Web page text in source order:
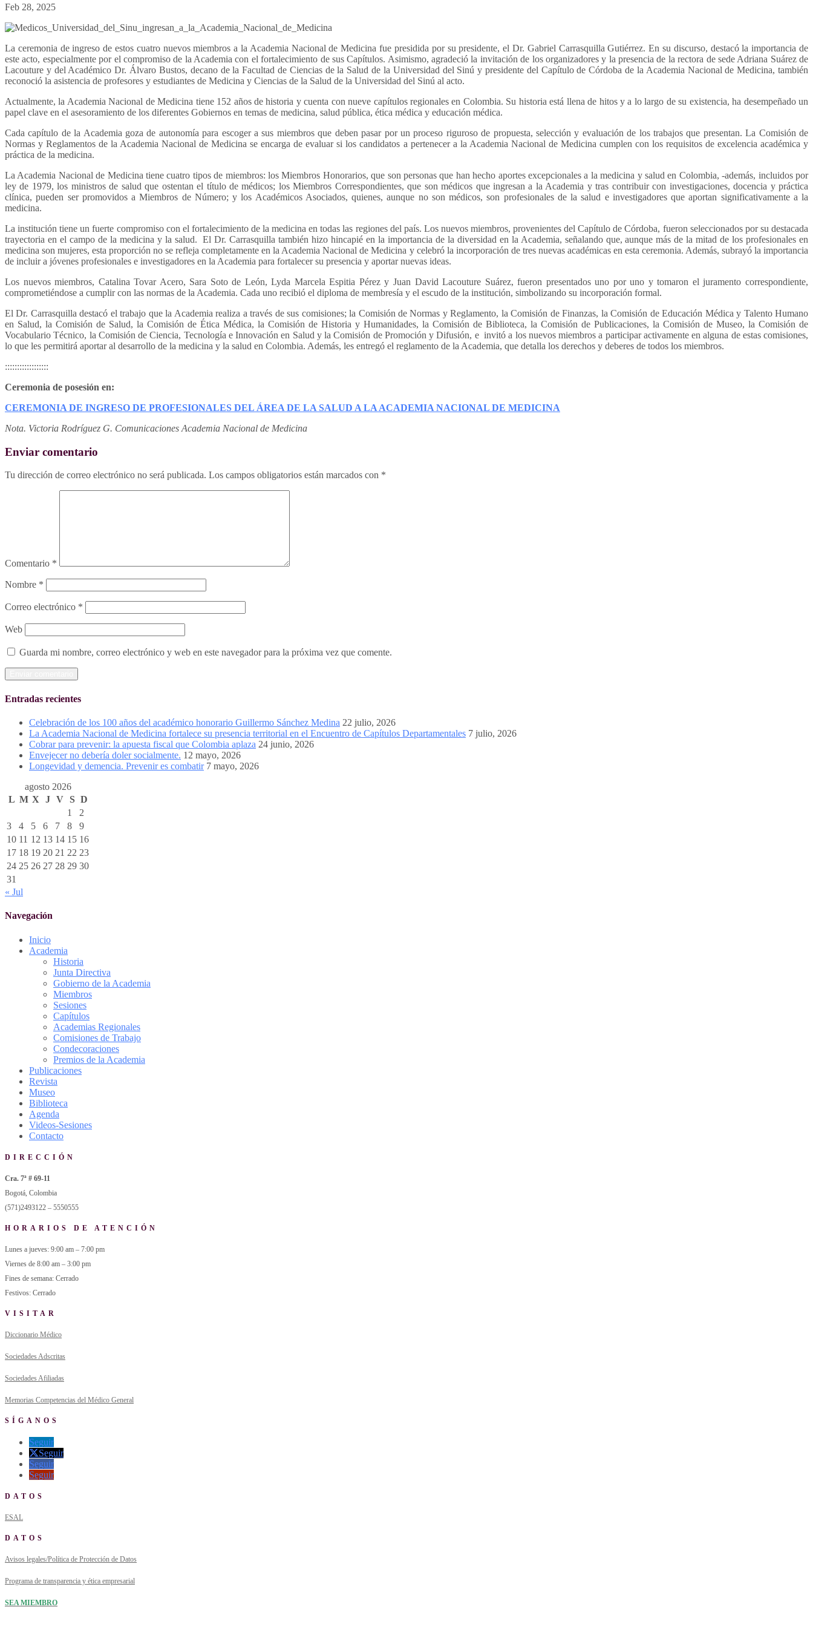
Feb 28, 2025
La ceremonia de ingreso de estos cuatro nuevos miembros a la Academia Nacional de Medicina fue presidida por su presidente, el Dr. Gabriel Carrasquilla Gutiérrez. En su discurso, destacó la importancia de
este acto, especialmente por el compromiso de la Academia con el fortalecimiento de sus Capítulos. Asimismo, agradeció la invitación de los organizadores y la presencia de la rectora de sede Adriana Suárez de
Lacouture y del Académico Dr. Álvaro Bustos, decano de la Facultad de Ciencias de la Salud de la Universidad del Sinú y presidente del Capítulo de Córdoba de la Academia Nacional de Medicina, también
reconoció la asistencia de profesores y estudiantes de Medicina y Ciencias de la Salud de la Universidad del Sinú al acto.
Actualmente, la Academia Nacional de Medicina tiene 152 años de historia y cuenta con nueve capítulos regionales en Colombia. Su historia está llena de hitos y a lo largo de su existencia, ha desempeñado un
papel clave en el asesoramiento de los diferentes Gobiernos en temas de medicina, salud pública, ética médica y educación médica.
Cada capítulo de la Academia goza de autonomía para escoger a sus miembros que deben pasar por un proceso riguroso de propuesta, selección y evaluación de los trabajos que presentan. La Comisión de
Normas y Reglamentos de la Academia Nacional de Medicina se encarga de evaluar si los candidatos a pertenecer a la Academia Nacional de Medicina cumplen con los requisitos de excelencia académica y
práctica de la medicina.
La Academia Nacional de Medicina tiene cuatro tipos de miembros: los Miembros Honorarios, que son personas que han hecho aportes excepcionales a la medicina y salud en Colombia, -además, incluidos por
ley de 1979, los ministros de salud que ostentan el título de médicos; los Miembros Correspondientes, que son médicos que ingresan a la Academia y tras contribuir con investigaciones, docencia y práctica
clínica, pueden ser promovidos a Miembros de Número; y los Académicos Asociados, quienes, aunque no son médicos, son profesionales de la salud e investigadores que aportan significativamente a la
medicina.
La institución tiene un fuerte compromiso con el fortalecimiento de la medicina en todas las regiones del país. Los nuevos miembros, provenientes del Capítulo de Córdoba, fueron seleccionados por su destacada
trayectoria en el campo de la medicina y la salud. El Dr. Carrasquilla también hizo hincapié en la importancia de la diversidad en la Academia, señalando que, aunque más de la mitad de los profesionales en
medicina son mujeres, esta proporción no se refleja completamente en la Academia Nacional de Medicina y celebró la incorporación de tres nuevas académicas en esta ceremonia. Además, subrayó la importancia
de incluir a jóvenes profesionales e investigadores en la Academia para fortalecer su presencia y aportar nuevas ideas.
Los nuevos miembros, Catalina Tovar Acero, Sara Soto de León, Lyda Marcela Espitia Pérez y Juan David Lacouture Suárez, fueron presentados uno por uno y tomaron el juramento correspondiente,
comprometiéndose a cumplir con las normas de la Academia. Cada uno recibió el diploma de membresía y el escudo de la institución, simbolizando su incorporación formal.
El Dr. Carrasquilla destacó el trabajo que la Academia realiza a través de sus comisiones; la Comisión de Normas y Reglamento, la Comisión de Finanzas, la Comisión de Educación Médica y Talento Humano
en Salud, la Comisión de Salud, la Comisión de Ética Médica, la Comisión de Historia y Humanidades, la Comisión de Biblioteca, la Comisión de Publicaciones, la Comisión de Museo, la Comisión de
Vocabulario Técnico, la Comisión de Ciencia, Tecnología e Innovación en Salud y la Comisión de Promoción y Difusión, e invitó a los nuevos miembros a participar activamente en alguna de estas comisiones,
lo que les permitirá aportar al desarrollo de la medicina y la salud en Colombia. Además, les entregó el reglamento de la Academia, que detalla los derechos y deberes de todos los miembros.
::::::::::::::::::
Ceremonia de posesión en:
CEREMONIA DE INGRESO DE PROFESIONALES DEL ÁREA DE LA SALUD A LA ACADEMIA NACIONAL DE MEDICINA
Nota. Victoria Rodríguez G. Comunicaciones Academia Nacional de Medicina
Enviar comentario
Tu dirección de correo electrónico no será publicada. Los campos obligatorios están marcados con *
Comentario *
Nombre *
Correo electrónico *
Web
Guarda mi nombre, correo electrónico y web en este navegador para la próxima vez que comente.
Entradas recientes
Celebración de los 100 años del académico honorario Guillermo Sánchez Medina 22 julio, 2026
La Academia Nacional de Medicina fortalece su presencia territorial en el Encuentro de Capítulos Departamentales 7 julio, 2026
Cobrar para prevenir: la apuesta fiscal que Colombia aplaza 24 junio, 2026
Envejecer no debería doler socialmente. 12 mayo, 2026
Longevidad y demencia. Prevenir es combatir 7 mayo, 2026
agosto 2026
L M X J V S D
1
2
3
4 5 6 7 8
9
10 11 12 13 14 15 16
17 18 19 20 21 22 23
24 25 26 27 28 29 30
31
« Jul
Navegación
Inicio
Academia
Historia
Junta Directiva
Gobierno de la Academia
Miembros
Sesiones
Capítulos
Academias Regionales
Comisiones de Trabajo
Condecoraciones
Premios de la Academia
Publicaciones
Revista
Museo
Biblioteca
Agenda
Videos-Sesiones
Contacto
DIRECCIÓN
Cra. 7ª # 69-11
Bogotá, Colombia
(571)2493122 – 5550555
HORARIOS DE ATENCIÓN
Lunes a jueves: 9:00 am – 7:00 pm
Viernes de 8:00 am – 3:00 pm
Fines de semana: Cerrado
Festivos: Cerrado
VISITAR
Diccionario Médico
Sociedades Adscritas
Sociedades Afiliadas
Memorias Competencias del Médico General
SÍGANOS
Seguir
Seguir
Seguir
Seguir
DATOS
ESAL
DATOS
Avisos legales/Política de Protección de Datos
Programa de transparencia y ética empresarial
SEA MIEMBRO